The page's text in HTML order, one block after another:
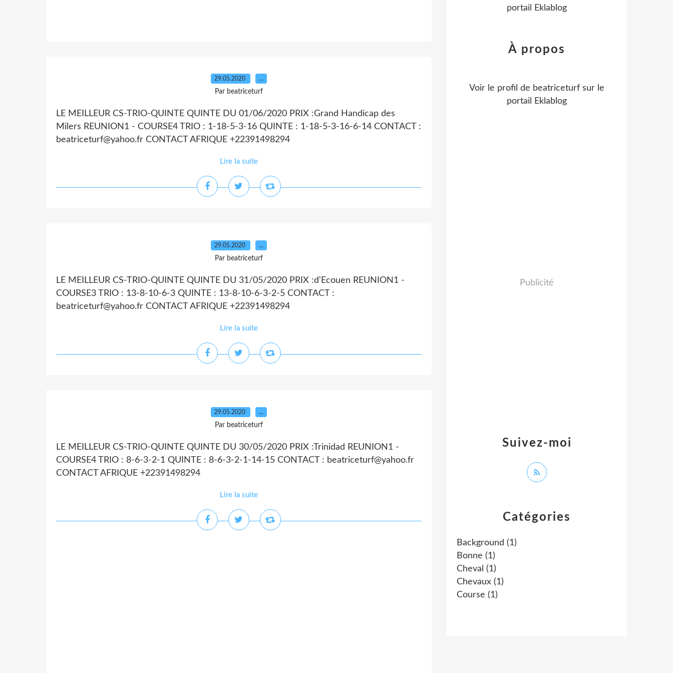
29.05.2020 …
Par beatriceturf
LE MEILLEUR CS-TRIO-QUINTE QUINTE DU 01/06/2020 PRIX :Grand Handicap des
Milers REUNION1 - COURSE4 TRIO : 1-18-5-3-16 QUINTE : 1-18-5-3-16-6-14 CONTACT :
beatriceturf@yahoo.fr CONTACT AFRIQUE +22391498294
Lire la suite
29.05.2020 …
Par beatriceturf
LE MEILLEUR CS-TRIO-QUINTE QUINTE DU 31/05/2020 PRIX :d'Ecouen REUNION1 -
COURSE3 TRIO : 13-8-10-6-3 QUINTE : 13-8-10-6-3-2-5 CONTACT :
beatriceturf@yahoo.fr CONTACT AFRIQUE +22391498294
Lire la suite
29.05.2020 …
Par beatriceturf
LE MEILLEUR CS-TRIO-QUINTE QUINTE DU 30/05/2020 PRIX :Trinidad REUNION1 -
COURSE4 TRIO : 8-6-3-2-1 QUINTE : 8-6-3-2-1-14-15 CONTACT : beatriceturf@yahoo.fr
CONTACT AFRIQUE +22391498294
Lire la suite
Catégories
Background (1)
Bonne (1)
Cheval (1)
Chevaux (1)
Course (1)
portail Eklablog
Suivez-moi
À propos
Voir le profil de beatriceturf sur le
portail Eklablog
Publicité